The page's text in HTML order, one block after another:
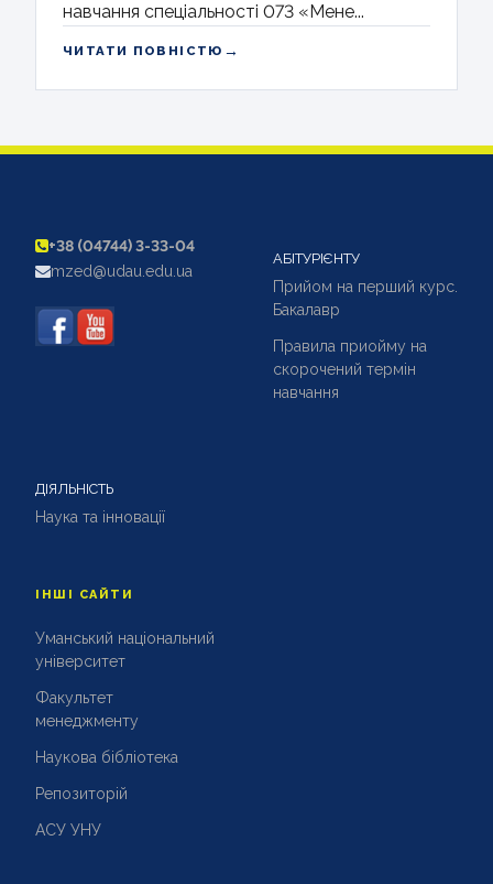
навчання спеціальності 073 «Мене...
ЧИТАТИ ПОВНІСТЮ →
+38 (04744) 3-33-04
mzed@udau.edu.ua
АБІТУРІЄНТУ
Прийом на перший курс.
Бакалавр
Правила приойму на
скорочений термін
навчання
ДІЯЛЬНІСТЬ
Наука та інновації
ІНШІ САЙТИ
Уманський національний
університет
Факультет
менеджменту
Наукова бібліотека
Репозиторій
АСУ УНУ